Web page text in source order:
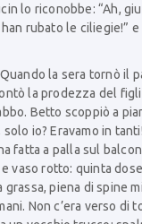
lo riconobbe: “Ah,
rubato le ciliegie!” e
la sera tornò il
la prodezza del
Betto scoppiò a
io? Eravamo in
fatta a palla sul
vaso rotto: quinta
grassa, piena di spine
Non c’era verso di